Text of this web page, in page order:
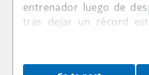
entrenador luego de
tras dejar un récord
El exentrenador de